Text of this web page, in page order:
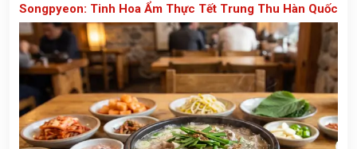
Songpyeon: Tinh Hoa Ẩm Thực Tết Trung Thu Hàn Quốc